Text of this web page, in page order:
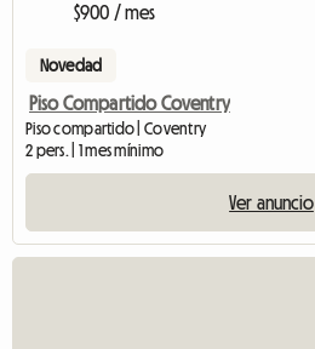
$900 / mes
Novedad
Piso Compartido Coventry
Piso compartido | Coventry
2 pers. | 1 mes mínimo
Ver anuncio